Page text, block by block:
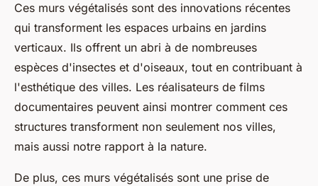
Ces murs végétalisés sont des innovations récentes
qui transforment les espaces urbains en jardins
verticaux. Ils offrent un abri à de nombreuses
espèces d'insectes et d'oiseaux, tout en contribuant à
l'esthétique des villes. Les réalisateurs de films
documentaires peuvent ainsi montrer comment ces
structures transforment non seulement nos villes,
mais aussi notre rapport à la nature.
De plus, ces murs végétalisés sont une prise de